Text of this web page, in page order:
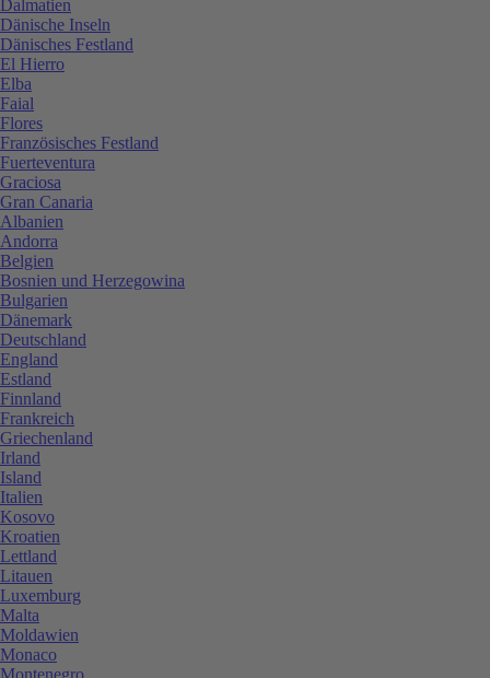
Dalmatien
Dänische Inseln
Dänisches Festland
El Hierro
Elba
Faial
Flores
Französisches Festland
Fuerteventura
Graciosa
Gran Canaria
Albanien
Andorra
Belgien
Bosnien und Herzegowina
Bulgarien
Dänemark
Deutschland
England
Estland
Finnland
Frankreich
Griechenland
Irland
Island
Italien
Kosovo
Kroatien
Lettland
Litauen
Luxemburg
Malta
Moldawien
Monaco
Montenegro